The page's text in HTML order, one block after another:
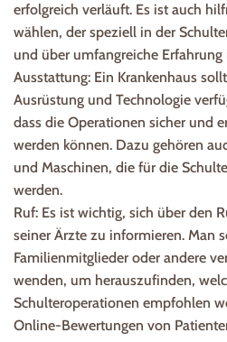
erfolgreich verläuft. Es ist auch
wählen, der speziell in der
und über umfangreiche
Ausstattung: Ein Krankenhaus
Ausrüstung und Technologie
dass die Operationen sicher und
werden können. Dazu gehören
und Maschinen, die für die
werden.
Ruf: Es ist wichtig, sich über den
seiner Ärzte zu informieren. Man
Familienmitglieder oder andere
wenden, um herauszufinden,
Schulteroperationen empfohlen
Online-Bewertungen von